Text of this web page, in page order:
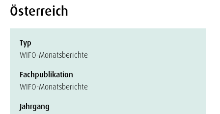
Österreich
Typ
WIFO-Monatsberichte
Fachpublikation
WIFO-Monatsberichte
Jahrgang